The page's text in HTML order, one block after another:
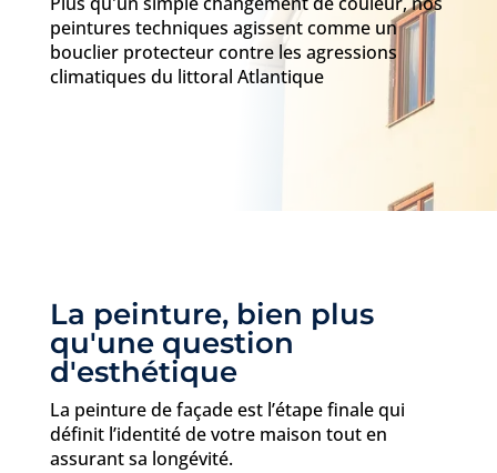
peintures techniques agissent comme un
bouclier protecteur contre les agressions
climatiques du littoral Atlantique
La peinture, bien plus
qu'une question
d'esthétique
La peinture de façade est l’étape finale qui
définit l’identité de votre maison tout en
assurant sa longévité.